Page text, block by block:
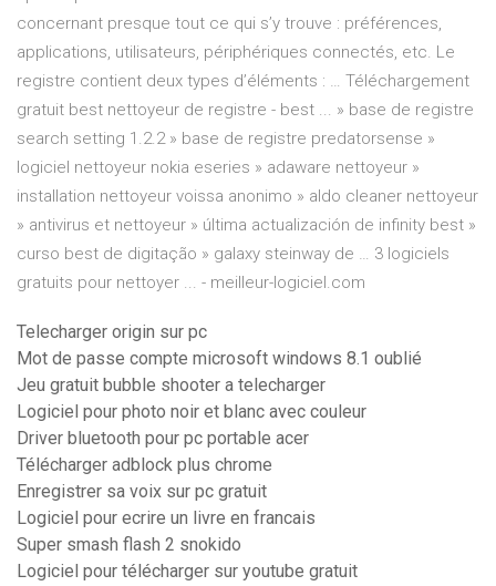
concernant presque tout ce qui s’y trouve : préférences,
applications, utilisateurs, périphériques connectés, etc. Le
registre contient deux types d’éléments : … Téléchargement
gratuit best nettoyeur de registre - best ... » base de registre
search setting 1.2.2 » base de registre predatorsense »
logiciel nettoyeur nokia eseries » adaware nettoyeur »
installation nettoyeur voissa anonimo » aldo cleaner nettoyeur
» antivirus et nettoyeur » última actualización de infinity best »
curso best de digitação » galaxy steinway de … 3 logiciels
gratuits pour nettoyer ... - meilleur-logiciel.com
Telecharger origin sur pc
Mot de passe compte microsoft windows 8.1 oublié
Jeu gratuit bubble shooter a telecharger
Logiciel pour photo noir et blanc avec couleur
Driver bluetooth pour pc portable acer
Télécharger adblock plus chrome
Enregistrer sa voix sur pc gratuit
Logiciel pour ecrire un livre en francais
Super smash flash 2 snokido
Logiciel pour télécharger sur youtube gratuit